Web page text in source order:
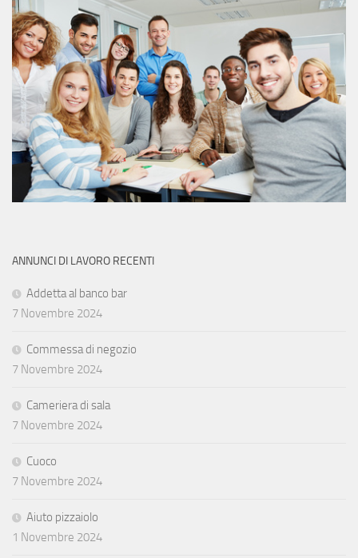
ANNUNCI DI LAVORO RECENTI
Addetta al banco bar
7 Novembre 2024
Commessa di negozio
7 Novembre 2024
Cameriera di sala
7 Novembre 2024
Cuoco
7 Novembre 2024
Aiuto pizzaiolo
1 Novembre 2024